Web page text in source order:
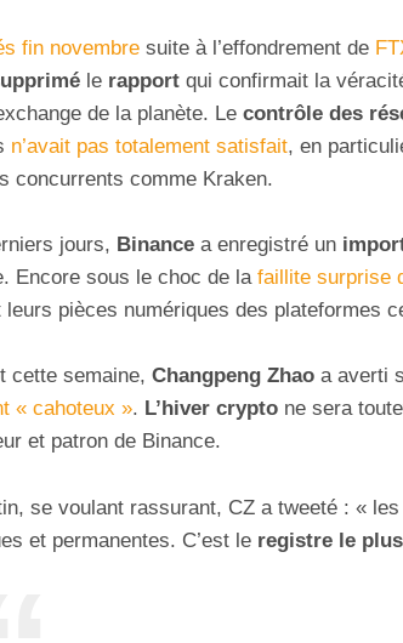
fin novembre suite à l’effondrement de
le rapport qui confirmait la
de la planète. Le contrôle des
n’avait pas totalement satisfait, en
concurrents comme Kraken.
jours, Binance a enregistré un
Encore sous le choc de la faillite surprise
leurs pièces numériques des plateformes
cette semaine, Changpeng Zhao a averti
« cahoteux ». L’hiver crypto ne sera
et patron de Binance.
se voulant rassurant, CZ a tweeté : « les
et permanentes. C’est le registre le